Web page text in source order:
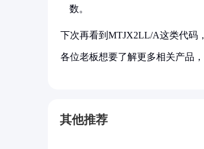
数。
下次再看到MTJX2LL/A这类代码
各位老板想要了解更多相关产品
其他推荐